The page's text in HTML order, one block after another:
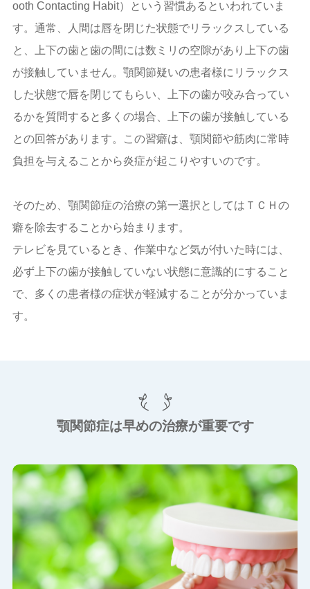
ooth Contacting Habit）という習慣あるといわれていま
す。通常、人間は唇を閉じた状態でリラックスしている
と、上下の歯と歯の間には数ミリの空隙があり上下の歯
が接触していません。顎関節疑いの患者様にリラックス
した状態で唇を閉じてもらい、上下の歯が咬み合ってい
るかを質問すると多くの場合、上下の歯が接触している
との回答があります。この習癖は、顎関節や筋肉に常時
負担を与えることから炎症が起こりやすいのです。
そのため、顎関節症の治療の第一選択としてはＴＣＨの
癖を除去することから始まります。
テレビを見ているとき、作業中など気が付いた時には、
必ず上下の歯が接触していない状態に意識的にすること
で、多くの患者様の症状が軽減することが分かっていま
す。
顎関節症は早めの治療が重要です